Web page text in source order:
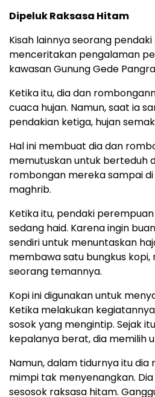
Dipeluk Raksasa Hitam
Kisah lainnya seorang
menceritakan pengalaman
kawasan Gunung Gede
Ketika itu, dia dan
cuaca hujan. Namun, saat ia
pendakian ketiga, hujan
Hal ini membuat dia dan
memutuskan untuk berteduh
rombongan mereka sampai
maghrib.
Ketika itu, pendaki
sedang haid. Karena ingin
sendiri untuk menuntaskan
membawa satu bungkus
seorang temannya.
Kopi ini digunakan untuk
Ketika melakukan
sosok yang mengintip. Sejak
kepalanya berat, dia memilih
Namun, dalam tidurnya itu
mimpi tak menyenangkan.
sesosok raksasa hitam.